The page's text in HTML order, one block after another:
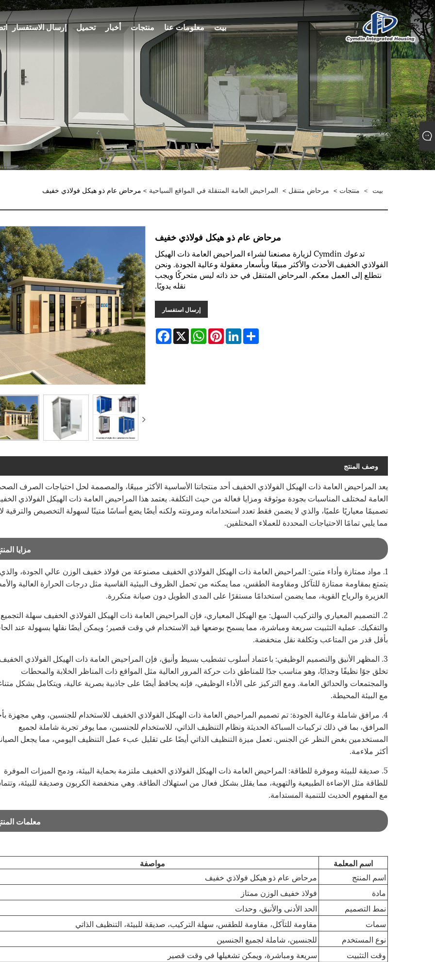
بيت معلومات عنا منتجات أخبار تحميل إرسال الاستفسار
بيت > منتجات > مرحاض متنقل > المراحيض العامة المتنقلة في المواقع السياحية > مرحاض عام ذو هيكل فولاذي خفيف
مرحاض عام ذو هيكل فولاذي خفيف
تدعوك Cymdin لزيارة مصنعنا لشراء المراحيض العامة ذات الهيكل
الفولاذي الخفيف الأحدث والأكثر مبيعًا وبأسعار معقولة وعالية الجودة. ونحن
نتطلع إلى العمل معكم. المرحاض المتنقل في حد ذاته ليس متحركًا ويجب
نقله يدويًا.
إرسال استفسار
Facebook X
WhatsAppPinterestLinkedInShare
وصف المنتج
يعد المراحيض العامة ذات الهيكل الفولاذي الخفيف أحد منتجاتنا الأساسية الأكثر مبيعًا، والمصممة لحل احتياجات الصرف
العامة لمختلف المناسبات بجودة موثوقة ومزايا فعالة من حيث التكلفة. يعتمد هذا المراحيض العامة ذات الهيكل الفولاذي
تصميمًا معياريًا علميًا، والذي لا يضمن فقط تعدد استخداماته ومرونته ولكنه أيضًا يضع أساسًا متينًا لسهولة التخصيص والترقية
مما يلبي تمامًا الاحتياجات المحددة للعملاء المختلفين.
مزايا
1. مواد ممتازة وأداء متين: المراحيض العامة ذات الهيكل الفولاذي الخفيف مصنوعة من فولاذ خفيف الوزن عالي الجودة، والذي
يتمتع بمقاومة ممتازة للتآكل ومقاومة الطقس، مما يمكنه من تحمل الظروف البيئية القاسية مثل درجات الحرارة العالية
الغزيرة والرياح القوية، مما يضمن استخدامًا مستقرًا على المدى الطويل دون صيانة متكررة.
2. التصميم المعياري والتركيب السهل: مع الهيكل المعياري، فإن المراحيض العامة ذات الهيكل الفولاذي الخفيف سهلة التجميع
والتفكيك. عملية التثبيت سريعة ومباشرة، مما يسمح بوضعها قيد الاستخدام في وقت قصير؛ ويمكن أيضًا نقلها بسهولة عند
بأقل قدر من المتاعب وتكلفة نقل منخفضة.
3. المظهر الأنيق والتصميم الوظيفي: باعتماد أسلوب تشطيب بسيط وأنيق، فإن المراحيض العامة ذات الهيكل الفولاذي الخفيف
تخلق جوًا نظيفًا وجذابًا، وهو مناسب جدًا للمناطق ذات حركة المرور العالية مثل المواقع ذات المناظر الخلابة والمحطات
والمجتمعات والحدائق العامة. ومع التركيز على الأداء الوظيفي، فإنه يحافظ أيضًا على جاذبية بصرية عالية، ويتكامل بشكل
مع البيئة المحيطة.
4. مرافق شاملة وعالية الجودة: تم تصميم المراحيض العامة ذات الهيكل الفولاذي الخفيف للاستخدام للجنسين، وهي مجهزة
المرافق، بما في ذلك تركيبات السباكة الحديثة ونظام التنظيف الذاتي، للاستخدام للجنسين، مما يوفر تجربة شاملة لجميع
المستخدمين بغض النظر عن الجنس. تعمل ميزة التنظيف الذاتي أيضًا على تقليل عبء عمل التنظيف اليومي، مما يجعل
أكثر ملاءمة.
5. صديقة للبيئة وموفرة للطاقة: المراحيض العامة ذات الهيكل الفولاذي الخفيف ملتزمة بحماية البيئة، ودمج الميزات الموفرة
للطاقة مثل الإضاءة الطبيعية والتهوية، مما يقلل بشكل فعال من استهلاك الطاقة. وهي منخفضة الكربون وصديقة للبيئة،
مع المفهوم الحديث للتنمية المستدامة.
معلمات
اسم المعلمة
مواصفة
اسم المنتج
مرحاض عام ذو هيكل فولاذي خفيف
مادة
فولاذ خفيف الوزن ممتاز
نمط التصميم
الحد الأدنى والأنيق، وحدات
سمات
مقاومة للتآكل، مقاومة للطقس، سهلة التركيب، صديقة للبيئة، التنظيف الذاتي
نوع المستخدم
للجنسين، شاملة لجميع الجنسين
وقت التثبيت
سريعة ومباشرة، ويمكن تشغيلها في وقت قصير